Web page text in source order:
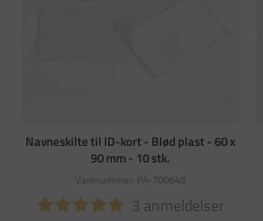
Navneskilte til ID-kort - Blød plast - 60 x
90 mm - 10 stk.
Varenummer: PA-700648
3 anmeldelser